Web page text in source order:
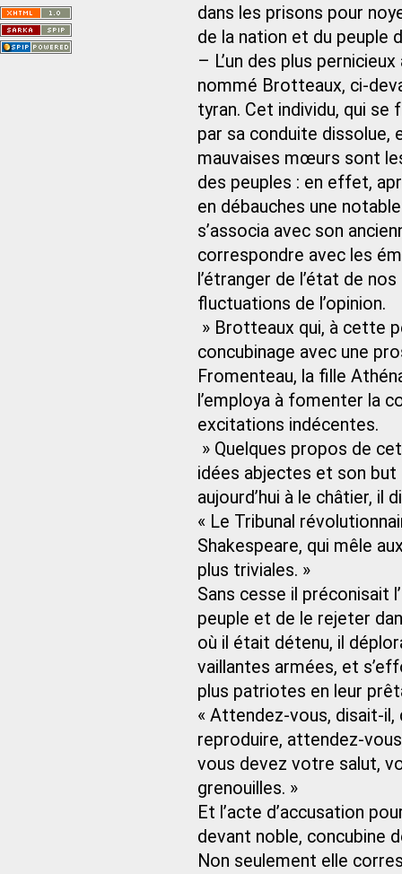
dans les prisons pour
de la nation et du peuple
– L’un des plus
nommé Brotteaux, ci-
tyran. Cet individu, qui se
par sa conduite dissolue,
mauvaises mœurs sont
des peuples : en effet,
en débauches une
s’associa avec son
correspondre avec les
l’étranger de l’état de
fluctuations de l’opinion.
» Brotteaux qui, à cette
concubinage avec une
Fromenteau, la fille
l’employa à fomenter la
excitations indécentes.
» Quelques propos de
idées abjectes et son but
aujourd’hui à le châtier, il
« Le Tribunal
Shakespeare, qui mêle
plus triviales. »
Sans cesse il préconisait
peuple et de le rejeter
où il était détenu, il
vaillantes armées, et
plus patriotes en leur
« Attendez-vous, disait-il,
reproduire, attendez-vous
vous devez votre salut,
grenouilles. »
Et l’acte d’accusation
devant noble, concubine
Non seulement elle
Saint-Nom.
Veuillez consulter le message du
service ci-dessous.
(401 - Invalid API key. Please see
https://openweathermap.org/faq#error401